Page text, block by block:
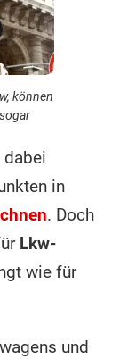
können
dabei
in
. Doch
Lkw-
wie für
und